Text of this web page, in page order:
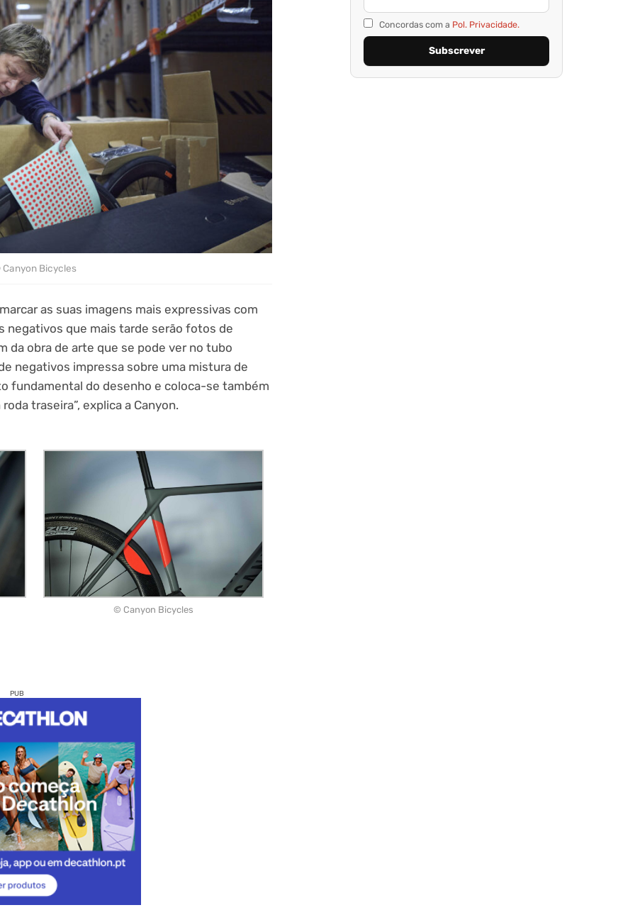
Bicycles
as suas imagens mais expressivas com
negativos que mais tarde serão fotos de
da obra de arte que se pode ver no tubo
negativos impressa sobre uma mistura de
fundamental do desenho e coloca-se também
traseira”, explica a Canyon.
© Canyon Bicycles
PUB
Concordas com a Pol. Privacidade.